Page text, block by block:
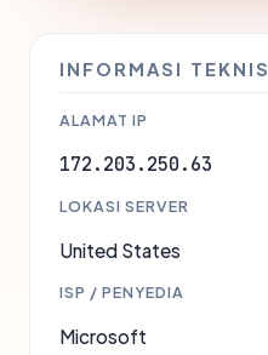
INFORMASI TEKNIS
ALAMAT IP
172.203.250.63
LOKASI SERVER
United States
ISP / PENYEDIA
Microsoft